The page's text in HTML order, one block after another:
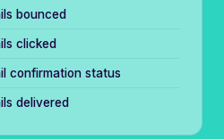
bounced
clicked
confirmation status
delivered